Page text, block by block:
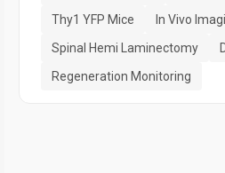
Thy1 YFP Mice
In Vivo
Spinal Hemi Laminectomy
Regeneration Monitoring